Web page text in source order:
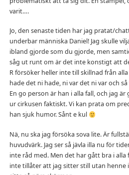
varit….
Jo, den senaste tiden har jag pratat/
underbar människa Daniel! Jag skulle
ibland gjorde som du gjorde, men
såg ut runt om är det inte konstigt att
R försöker heller inte till skillnad från
hade det ni hade, ni var det ni var och
En go person är han i alla fall, och jag
ur cirkusen faktiskt. Vi kan prata om
han sjuk humor. Sånt e kul
Nä, nu ska jag försöka sova lite. Är
huvudvärk. Jag ser så jävla illa nu för
inte råd med. Men det har gått bra i alla
inte tillåter att jag sitter still utan henne